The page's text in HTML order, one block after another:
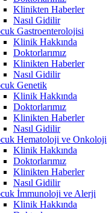
Klinikten Haberler
Nasıl Gidilir
Gastroenterolojisi
Klinik Hakkında
Doktorlarımız
Klinikten Haberler
Nasıl Gidilir
Genetik
Klinik Hakkında
Doktorlarımız
Klinikten Haberler
Nasıl Gidilir
Hematoloji ve Onkoloji
Klinik Hakkında
Doktorlarımız
Klinikten Haberler
Nasıl Gidilir
İmmunoloji ve Alerji
Klinik Hakkında